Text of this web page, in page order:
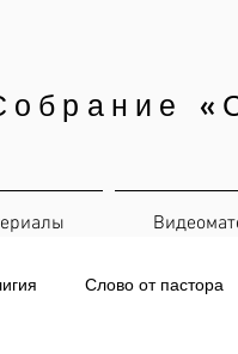
Слово от пастора